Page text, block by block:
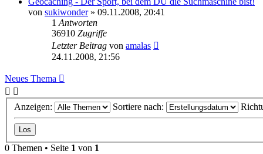
von sukiwonder» 09.11.2008, 20:41
1 Antworten
36910 Zugriffe
Letzter Beitrag von amalas
24.11.2008, 21:56
Neues Thema
Anzeigen: Sortiere nach:
0 Themen • Seite 1 von 1